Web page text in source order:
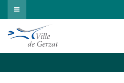
Passer
au
contenu